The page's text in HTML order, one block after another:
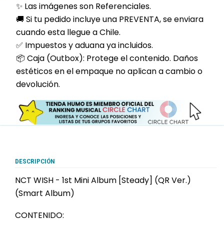
✨ Las imágenes son Referenciales.
🚚 Si tu pedido incluye una PREVENTA, se enviara
cuando esta llegue a Chile.
✅ Impuestos y aduana ya incluidos.
📦 Caja (Outbox): Protege el contenido. Daños
estéticos en el empaque no aplican a cambio o
devolución.
DESCRIPCIÓN
NCT WISH - 1st Mini Album [Steady] (QR Ver.)
(Smart Album)
CONTENIDO: